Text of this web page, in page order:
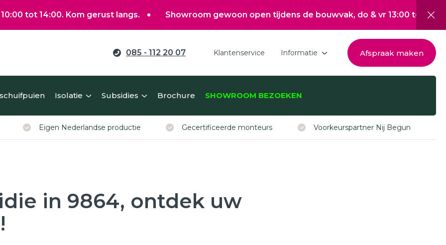
14:00. Kom gerust langs. Showroom gewoon open tijdens de bouwvak, do & vr 13:00 tot 17:00, za
085 - 112 20 07 Klantenservice Informatie
Nieuwsoverzicht
Afspraak maken
Isolatie Subsidies Brochure SHOWROOM BEZOEKEN
Eigen Nederlandse productie Gecertificeerde monteurs Voorkeurspartner Nij Begun
in 9864, ontdek uw
verduurzamen?
u eenvoudig een richtprijs voor uw kunststof kozijnen, -deuren,